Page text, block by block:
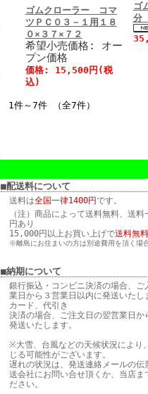
ゴムクローラー コマ
ツＰＣ０３－１用１８
０×３７×７２
希望小売価格: オー
プン価格
価格: 15,500円(税
込)
ゴ
分
1件～7件 （全7件）
■配送料について
送料は全国一律1400円です。
（注）商品によって送料無料、送
円あり
15,000円以上お買い上げで送料無
※離島にお住まいの方は別途費用を頂く場
■納期について
銀行振込・コンビニ決済の場合、ご
業日から３営業日以内に発送いたし
カード、代引き
決済の場合、ご注文日の翌営業日か
発送いたします。
※大雪、台風などの天候状況により
じる可能性がございます。
遅れの状況は、発送連絡メールの伝
送会社にお問い合せ頂くか、当店ま
ださい。